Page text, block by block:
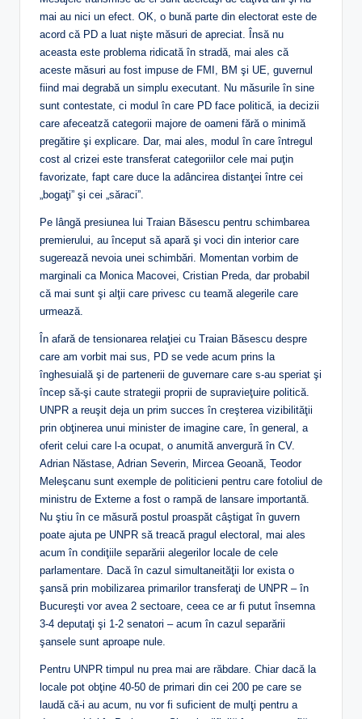
mai au nici un efect. OK, o bună parte din electorat este de
acord că PD a luat nişte măsuri de apreciat. Însă nu
aceasta este problema ridicată în stradă, mai ales că
aceste măsuri au fost impuse de FMI, BM şi UE, guvernul
fiind mai degrabă un simplu executant. Nu măsurile în sine
sunt contestate, ci modul în care PD face politică, ia decizii
care afeceatză categorii majore de oameni fără o minimă
pregătire şi explicare. Dar, mai ales, modul în care întregul
cost al crizei este transferat categoriilor cele mai puţin
favorizate, fapt care duce la adâncirea distanţei între cei
„bogaţi” şi cei „săraci”.
Pe lângă presiunea lui Traian Băsescu pentru schimbarea
premierului, au început să apară şi voci din interior care
sugerează nevoia unei schimbări. Momentan vorbim de
marginali ca Monica Macovei, Cristian Preda, dar probabil
că mai sunt şi alţii care privesc cu teamă alegerile care
urmează.
În afară de tensionarea relaţiei cu Traian Băsescu despre
care am vorbit mai sus, PD se vede acum prins la
înghesuială şi de partenerii de guvernare care s-au speriat şi
încep să-şi caute strategii proprii de supravieţuire politică.
UNPR a reuşit deja un prim succes în creşterea vizibilităţii
prin obţinerea unui minister de imagine care, în general, a
oferit celui care l-a ocupat, o anumită anvergură în CV.
Adrian Năstase, Adrian Severin, Mircea Geoană, Teodor
Meleşcanu sunt exemple de politicieni pentru care fotoliul de
ministru de Externe a fost o rampă de lansare importantă.
Nu ştiu în ce măsură postul proaspăt câştigat în guvern
poate ajuta pe UNPR să treacă pragul electoral, mai ales
acum în condiţiile separării alegerilor locale de cele
parlamentare. Dacă în cazul simultaneităţii lor exista o
şansă prin mobilizarea primarilor transferaţi de UNPR – în
Bucureşti vor avea 2 sectoare, ceea ce ar fi putut însemna
3-4 deputaţi şi 1-2 senatori – acum în cazul separării
şansele sunt aproape nule.
Pentru UNPR timpul nu prea mai are răbdare. Chiar dacă la
locale pot obţine 40-50 de primari din cei 200 pe care se
laudă că-i au acum, nu vor fi suficient de mulţi pentru a